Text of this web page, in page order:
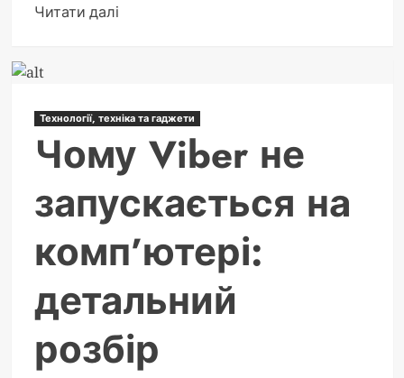
Читати даліДокладніше
на
8
березня:
креативні
ідеї
Технології, техніка та гаджети
Чому Viber не
запускається на
комп’ютері:
детальний
розбір